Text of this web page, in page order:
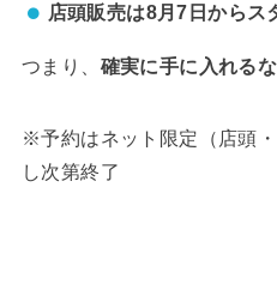
店頭販売は8月7日からス
つまり、 確実に手に入れる
※予約はネット限定（店頭
し次第終了